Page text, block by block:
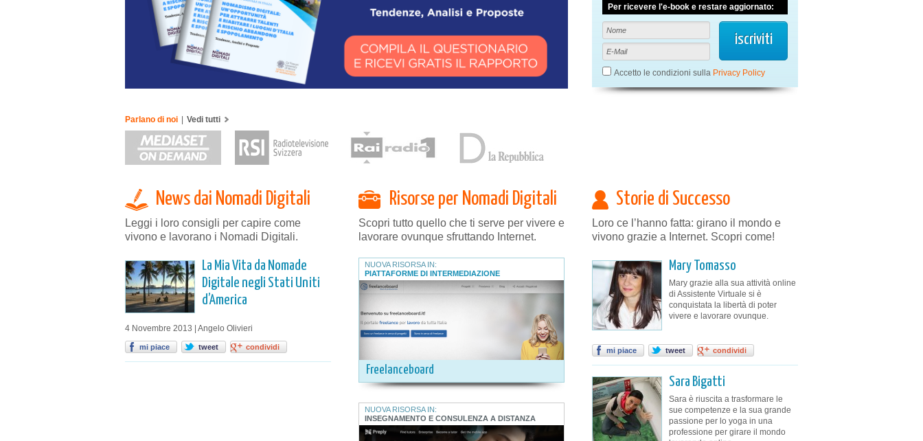
Per ricevere l'e-book e restare aggiornato:
Accetto le condizioni sulla Privacy Policy
Parlano di noi | Vedi tutti
News dai Nomadi Digitali
Leggi i loro consigli per capire come
vivono e lavorano i Nomadi Digitali.
La Mia Vita da Nomade
Digitale negli Stati Uniti
d’America
4 Novembre 2013 | Angelo Olivieri
mi piace tweet condividi
Risorse per Nomadi Digitali
Scopri tutto quello che ti serve per vivere e
lavorare ovunque sfruttando Internet.
Freelanceboard
NUOVA RISORSA IN:
PIATTAFORME DI INTERMEDIAZIONE
NUOVA RISORSA IN:
INSEGNAMENTO E CONSULENZA A DISTANZA
Storie di Successo
Loro ce l’hanno fatta: girano il mondo e
vivono grazie a Internet. Scopri come!
Mary Tomasso
Mary grazie alla sua attività online
di Assistente Virtuale si è
conquistata la libertà di poter
vivere e lavorare ovunque.
mi piace tweet condividi
Sara Bigatti
Sara è riuscita a trasformare le
sue competenze e la sua grande
passione per lo yoga in una
professione per girare il mondo